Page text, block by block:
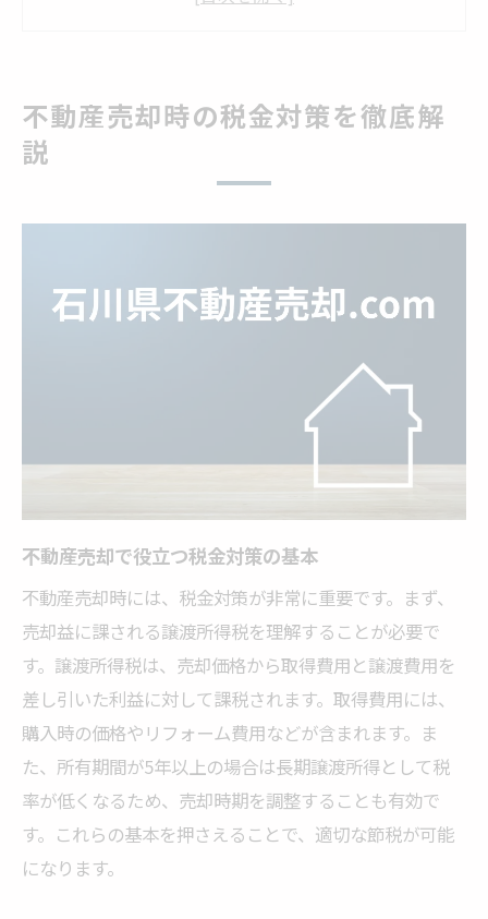
不動産売却での税金節約のポイント
石川県の不動産売却で節税する秘訣
不動産売却で使える石川県の税金対策
石川県の不動産売却で知るべき税制優遇
不動産売却時の税金を賢く管理する方法
不動産売却で抑えるべき税金ポイント
税金軽減のための不動産売却戦略
取得費用と譲渡所得の計算方法
売却時期による税制優遇の活用術
税務知識で差をつける不動産売却
不動産売却での税金負担を最小限に
石川県で知っておきたい不動産税金対策
石川県で不動産売却時の税金対策
不動産売却による石川県の税金節約法
長期譲渡所得を活用する節税のコツ
石川県の特例を生かした税金対策
不動産売却時に必要な石川県の税務情報
不動産売却時の税金対策を徹底解
説
不動産売却で役立つ税金対策の基本
不動産売却時には、税金対策が非常に重要です。まず、
売却益に課される譲渡所得税を理解することが必要で
す。譲渡所得税は、売却価格から取得費用と譲渡費用を
差し引いた利益に対して課税されます。取得費用には、
購入時の価格やリフォーム費用などが含まれます。ま
た、所有期間が5年以上の場合は長期譲渡所得として税
率が低くなるため、売却時期を調整することも有効で
す。これらの基本を押さえることで、適切な節税が可能
になります。